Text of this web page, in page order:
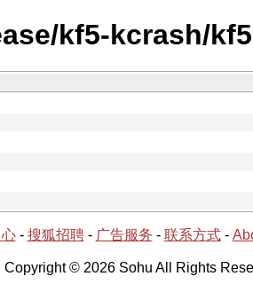
kf5-kcrash/
- 搜狐招聘- 广告服务 - 联系方式-
Copyright © 2026 Sohu All Rights